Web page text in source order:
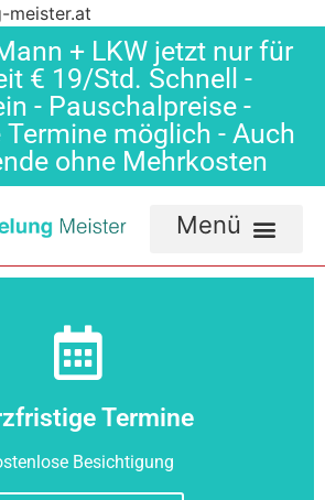
meister.at
+ LKW jetzt nur für
€ 19/Std. Schnell -
- Pauschalpreise -
möglich - Auch
ohne Mehrkosten
Termine
Besichtigung